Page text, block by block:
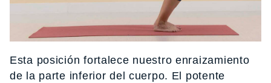
Esta posición fortalece nuestro enraizamiento
de la parte inferior del cuerpo. El potente